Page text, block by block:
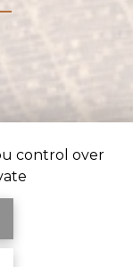
control over